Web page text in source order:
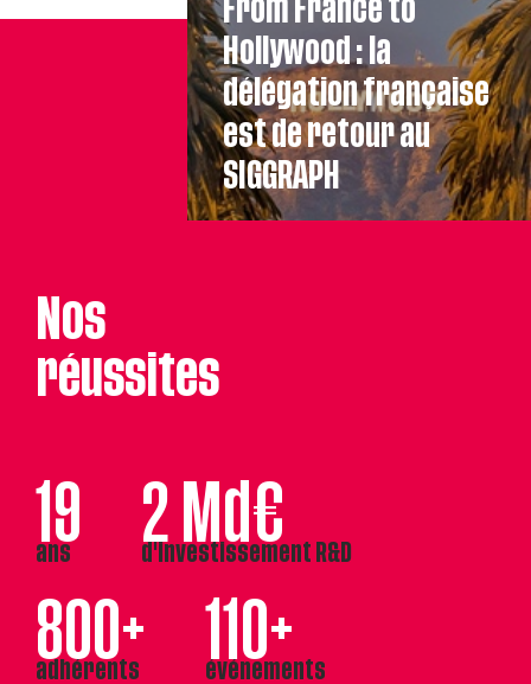
From France to
Hollywood : la
délégation française
est de retour au
SIGGRAPH
Nos
réussites
19
ans
2 Md€
d'investissement R&D
800+
adhérents
110+
événements